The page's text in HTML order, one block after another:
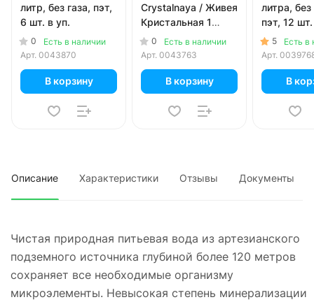
литр, без газа, пэт,
6 шт. в уп.
0
Есть в наличии
Арт. 0043870
В корзину
Crystalnaya / Живея
Кристальная 1
литр, газ, пэт, 6 шт.
в уп.
0
Есть в наличии
Арт. 0043763
В корзину
литра, без
пэт, 12
5
Есть в
Арт.
В
Описание Характеристики Отзывы Документы
Чистая природная питьевая вода из артезианского
подземного источника глубиной более 120 метров
сохраняет все необходимые организму
микроэлементы. Невысокая степень минерализации